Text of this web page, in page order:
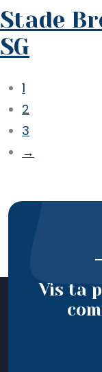
Stade
SG
1
2
3
→
Vis ta